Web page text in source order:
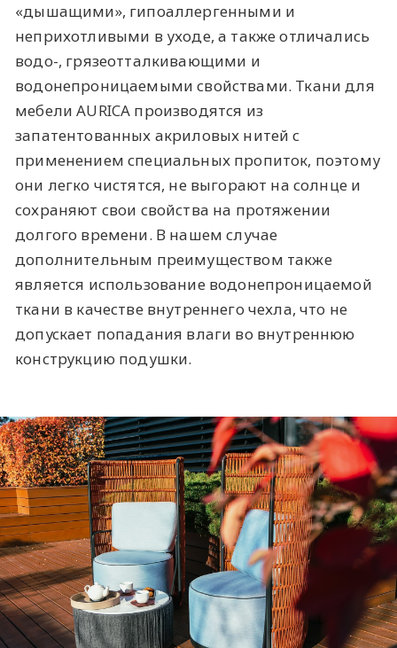
«дышащими», гипоаллергенными и
неприхотливыми в уходе, а также отличались
водо-, грязеотталкивающими и
водонепроницаемыми свойствами. Ткани для
мебели AURICA производятся из
запатентованных акриловых нитей с
применением специальных пропиток, поэтому
они легко чистятся, не выгорают на солнце и
сохраняют свои свойства на протяжении
долгого времени. В нашем случае
дополнительным преимуществом также
является использование водонепроницаемой
ткани в качестве внутреннего чехла, что не
допускает попадания влаги во внутреннюю
конструкцию подушки.